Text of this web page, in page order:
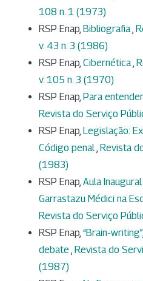
108 n. 1 (1973)
RSP Enap, Bibliografia,
v. 43 n. 3 (1986)
RSP Enap, Cibernética,
v. 105 n. 3 (1970)
RSP Enap, Para
Revista do Serviço
RSP Enap, Legislação:
Código penal, Revista
(1983)
RSP Enap, Aula
Garrastazu Médici na
Revista do Serviço
RSP Enap, “Brain-
debate , Revista do
(1987)